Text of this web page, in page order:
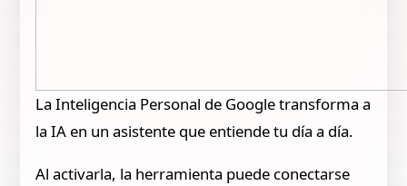
La Inteligencia Personal de Google transforma a
la IA en un asistente que entiende tu día a día.
Al activarla, la herramienta puede conectarse